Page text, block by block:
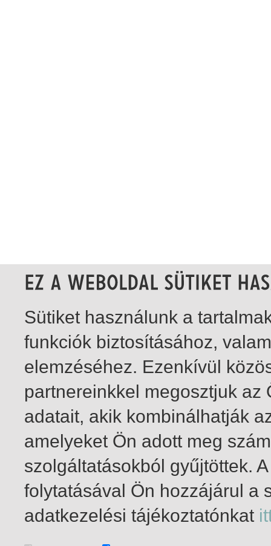
1-3 / total 3 hit
Sütiket használunk a
funkciók biztosításához,
elemzéséhez. Ezenkívül
partnereinkkel megosztjuk
adatait, akik kombinálhatják
amelyeket Ön adott meg
szolgáltatásokból gyűjtöttek.
folytatásával Ön hozzájárul a
adatkezelési tájékoztatónkat